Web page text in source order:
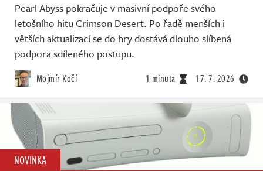
Pearl Abyss pokračuje v masivní podpoře svého
letošního hitu Crimson Desert. Po řadě menších i
větších aktualizací se do hry dostává dlouho slíbená
podpora sdíleného postupu.
Mojmír Kočí 1 minuta 17. 7. 2026
NOVINKA